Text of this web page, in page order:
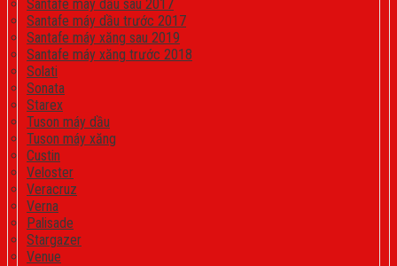
Santafe máy dầu sau 2017
Santafe máy dầu trước 2017
Santafe máy xăng sau 2019
Santafe máy xăng trước 2018
Solati
Sonata
Starex
Tuson máy dầu
Tuson máy xăng
Custin
Veloster
Veracruz
Verna
Palisade
Stargazer
Venue